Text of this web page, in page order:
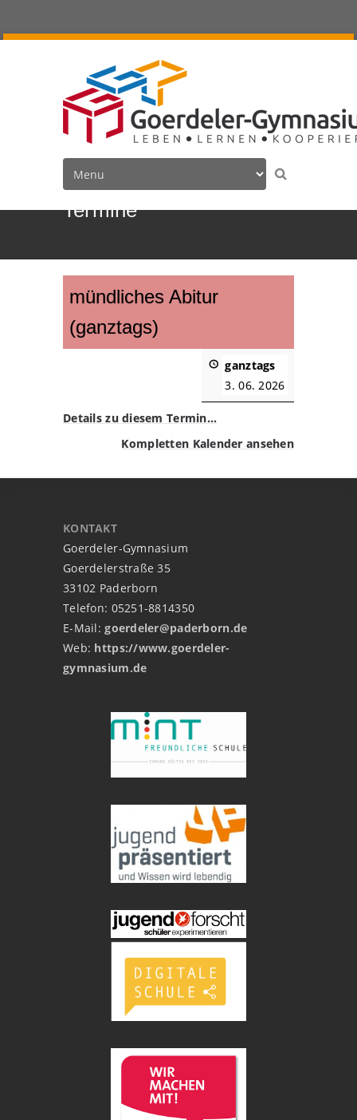
Termine
mündliches Abitur
(ganztags)
ganztags
3. 06. 2026
Details zu diesem Termin…
Kompletten Kalender ansehen
KONTAKT
Goerdeler-Gymnasium
Goerdelerstraße 35
33102 Paderborn
Telefon: 05251-8814350
E-Mail:goerdeler@paderborn.de
Web: https://www.goerdeler-
gymnasium.de